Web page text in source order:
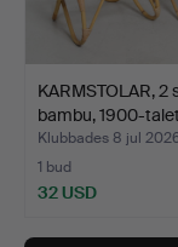
KARMSTOLAR, 2
bambu, 1900-
Klubbades 8 jul
1 bud
32 USD